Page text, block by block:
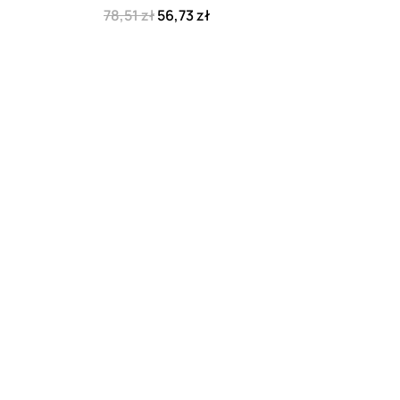
78,51 zł56,73 zł